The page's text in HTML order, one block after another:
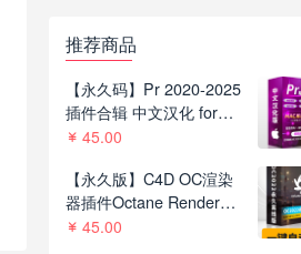
推荐商品
【永久码】Pr 2020-2025
插件合辑 中文汉化 for
Mac苹果系统平面跟踪降
红巨人系列等插件一键安
装包
45.00
【永久版】C4D OC渲染
器插件Octane Render
2022.1 R8一键安装版支持
45.00